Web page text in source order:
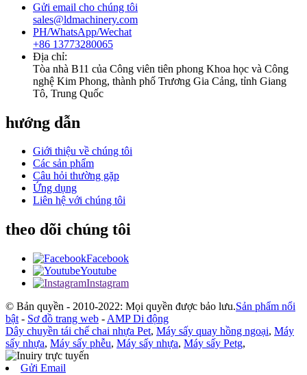
Gửi email cho chúng tôi
sales@ldmachinery.com
PH/WhatsApp/Wechat
+86 13773280065
Địa chỉ:
Tòa nhà B11 của Công viên tiên phong Khoa học và Công
nghệ Kim Phong, thành phố Trương Gia Cảng, tỉnh Giang
Tô, Trung Quốc
hướng dẫn
Giới thiệu về chúng tôi
Các sản phẩm
Câu hỏi thường gặp
Ứng dụng
Liên hệ với chúng tôi
theo dõi chúng tôi
Facebook
Youtube
Instagram
© Bản quyền - 2010-2022: Mọi quyền được bảo lưu.Sản phẩm nổi
bật - Sơ đồ trang web - AMP Di động
Dây chuyền tái chế chai nhựa Pet, Máy sấy quay hồng ngoại, Máy
sấy nhựa, Máy sấy phễu, Máy sấy nhựa, Máy sấy Petg,
Gửi Email